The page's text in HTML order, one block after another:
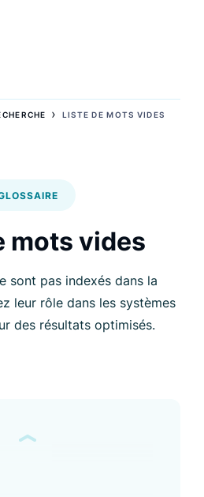
› LISTE DE MOTS VIDES
mots vides
sont pas indexés dans la
leur rôle dans les systèmes
des résultats optimisés.